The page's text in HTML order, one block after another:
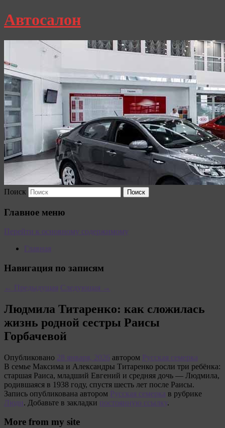
Автосалон
Поиск
Главное меню
Перейти к основному содержимому
Главная
Навигация по записям
← Предыдущая Следующая →
Людмила Титаренко: как сложилась
жизнь родной сестры Раисы
Горбачевой
Опубликовано 28 января, 2026 автором Русская семерка
В семье Максима и Александры Титаренко росли три ребёнка:
старшая Раиса, младший Евгений и средняя дочь — Людмила,
родившаяся в 1938 году, спустя шесть лет после Раисы.
Запись опубликована автором Русская семерка в рубрике
Люди. Добавьте в закладки постоянную ссылку.
More from my site